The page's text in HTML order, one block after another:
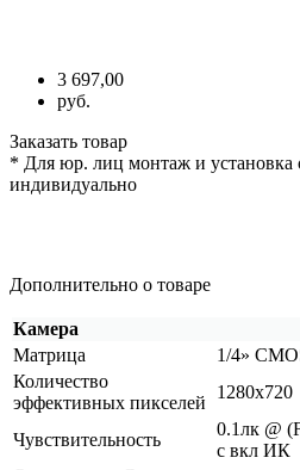
3 697,00
руб.
Заказать товар
* Для юр. лиц монтаж и установка
индивидуально
Дополнительно о товаре
Камера
Матрица
1/4»
Количество
эффективных пикселей
1280х720
Чувствительность
0.1лк @
с вкл ИК